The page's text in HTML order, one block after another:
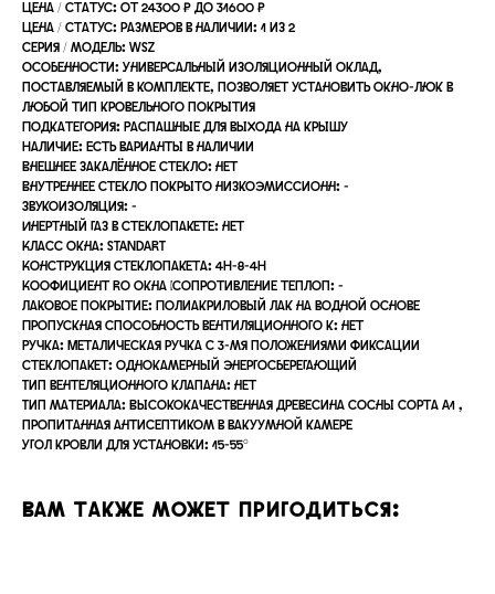
Цена / статус: от 24300 ₽ до 31600 ₽
Цена / статус: размеров в наличии: 1 из 2
Серия / модель: WSZ
Особенности: Универсальный изоляционный оклад,
поставляемый в комплекте, позволяет установить окно-люк в
любой тип кровельного покрытия
Подкатегория: Распашные для выхода на крышу
Наличие: Есть варианты в наличии
Внешнее закалённое стекло: нет
Внутреннее стекло покрыто низкоэмиссионн: -
Звукоизоляция: -
Инертный газ в стеклопакете: нет
Класс окна: STANDART
Конструкция стеклопакета: 4Н-8-4Н
Коофициент Ro окна (сопротивление теплоп: -
Лаковое покрытие: Полиакриловый лак на водной основе
Пропускная способность вентиляционного к: нет
Ручка: Металическая ручка с 3-мя положениями фиксации
Стеклопакет: Однокамерный энергосберегающий
Тип вентеляционного клапана: нет
Тип материала: Высококачественная древесина сосны сорта A1 ,
пропитанная антисептиком в вакуумной камере
Угол кровли для установки: 15-55°
Вам также может пригодиться: